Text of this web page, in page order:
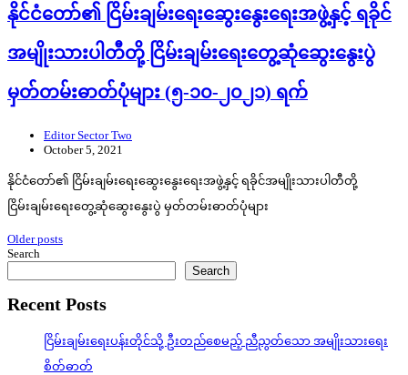
နိုင်ငံတော်၏ ငြိမ်းချမ်းရေးဆွေးနွေးရေးအဖွဲ့နှင့် ရခိုင်
အမျိုးသားပါတီတို့ ငြိမ်းချမ်းရေးတွေ့ဆုံဆွေးနွေးပွဲ
မှတ်တမ်းဓာတ်ပုံများ (၅-၁၀-၂၀၂၁) ရက်
Editor Sector Two
October 5, 2021
နိုင်ငံတော်၏ ငြိမ်းချမ်းရေးဆွေးနွေးရေးအဖွဲ့နှင့် ရခိုင်အမျိုးသားပါတီတို့
ငြိမ်းချမ်းရေးတွေ့ဆုံဆွေးနွေးပွဲ မှတ်တမ်းဓာတ်ပုံများ
Posts
navigation
Older posts
Search
Search
Recent Posts
ငြိမ်းချမ်းရေးပန်းတိုင်သို့ ဦးတည်စေမည့် ညီညွတ်သော အမျိုးသားရေး
စိတ်ဓာတ်